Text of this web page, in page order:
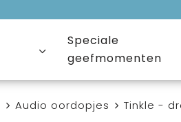
Speciale
geefmomenten
Audio oordopjes Tinkle -